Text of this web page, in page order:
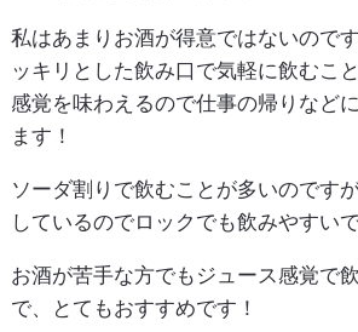
私はあまりお酒が得意ではないので
ッキリとした飲み口で気軽に飲むこ
感覚を味わえるので仕事の帰りなど
ます！
ソーダ割りで飲むことが多いのです
しているのでロックでも飲みやすいで
お酒が苦手な方でもジュース感覚で
で、とてもおすすめです！